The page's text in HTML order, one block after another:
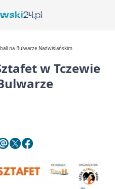
na Bulwarze Nadwiślańskim
w Tczewie